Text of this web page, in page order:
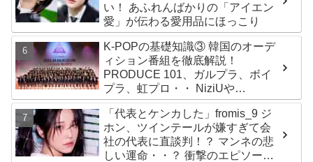
い！ あふれんばかりの「アイエン
愛」が伝わる愛用品にほっこり
K-POPの基礎知識③ 韓国のオーデ
ィション番組を徹底解説！
PRODUCE 101、ガルプラ、ボイ
プラ、虹プロ・・ NiziUや
Kep1er、ZEROBASEONEら人気
グループが続々と誕生！ JO1や
INI、ME:Iを生んだ日プまで一挙紹
介
「代表とケンカした」fromis_9 ジ
ホン、ツインテールが嫌すぎて会
社の代表に直談判！？ マンネの悲
しい運命・・？ 衝撃のエピソード